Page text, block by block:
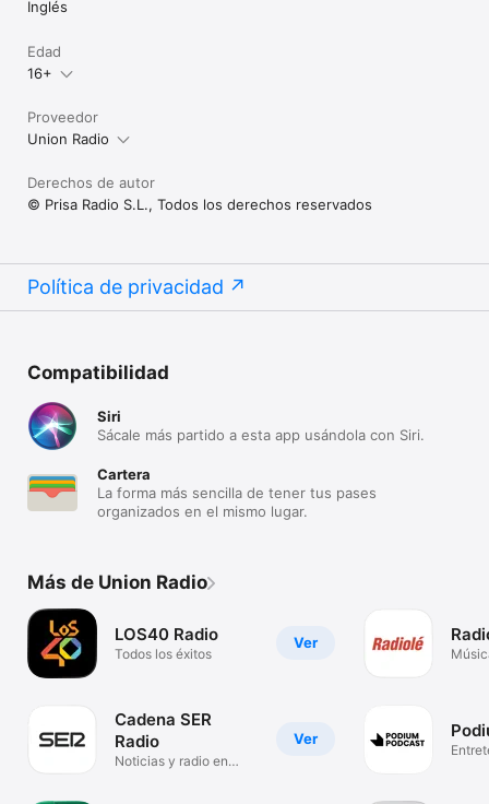
Inglés
Edad
16+
Proveedor
Union Radio
Derechos de autor
© Prisa Radio S.L., Todos los derechos reservados
Política de privacidad
Compatibilidad
Siri
Sácale más partido a esta app usándola con Siri.
Cartera
La forma más sencilla de tener tus pases
organizados en el mismo lugar.
Más de Union Radio
Ver
LOS40 Radio
Todos los éxitos
Ver
Cadena SER
Radio
Noticias y radio en